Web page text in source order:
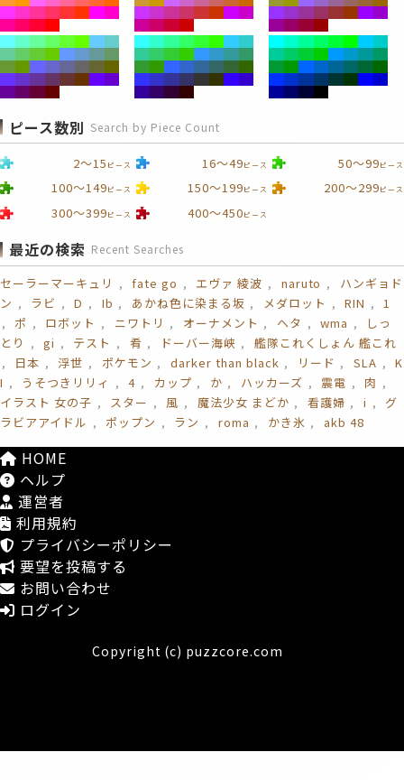
ピース数別 Search by Piece Count
2～15 ピース 16～49ピース 50～99ピース
100～149ピース 150～199ピース 200～299ピース
300～399ピース 400～450ピース
最近の検索 Recent Searches
セーラーマーキュリ fate go エヴァ 綾波 naruto
ハンギョド
ン
ラビ D Ib あかね色に染まる坂 メダロット RIN
1
ポ
ロボット ニワトリ オーナメント ヘタ wma
しっ
とり
gi テスト 肴 ドーバー海峡
艦隊これくしょん 艦これ
日本
浮世 ポケモン darker than black リード SLA
K
I
うそつきリリィ 4 カップ か ハッカーズ 震電
肉
イラスト 女の子
スター 風 魔法少女 まどか 看護婦 i
グ
ラビアアイドル
ポップン ラン roma かき氷 akb 48
HOME
ヘルプ
運営者
利用規約
プライバシーポリシー
要望を投稿する
お問い合わせ
ログイン
Copyright (c) puzzcore.com